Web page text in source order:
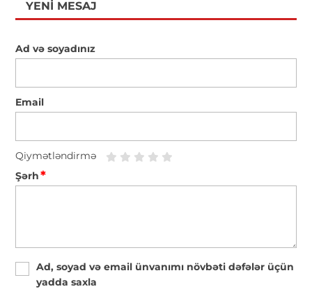
YENI MESAJ
Ad və soyadınız
Email
Qiymətləndirmə
Şərh*
Ad, soyad və email ünvanımı növbəti dəfələr üçün
yadda saxla